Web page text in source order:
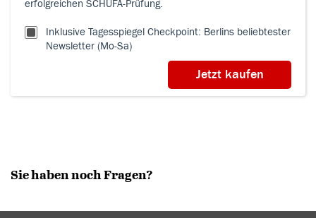
erfolgreichen SCHUFA-Prüfung.
Inklusive Tagesspiegel Checkpoint: Berlins beliebtester
Newsletter (Mo-Sa)
Sie haben noch Fragen?